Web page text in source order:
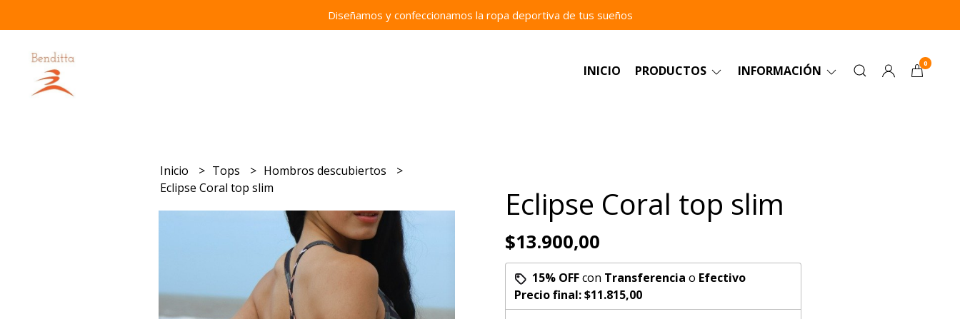
Diseñamos y confeccionamos la ropa deportiva de tus sueños
INICIO PRODUCTOS INFORMACIÓN 0
Inicio Tops
Hombros descubiertos
Eclipse Coral top slim
Eclipse Coral top slim
$13.900,00
15% OFFcon Transferencia o Efectivo
Precio final:$11.815,00